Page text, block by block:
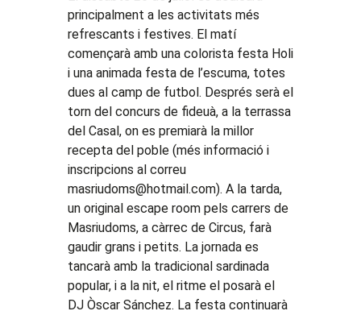
principalment a les activitats més
refrescants i festives. El matí
començarà amb una colorista festa Holi
i una animada festa de l’escuma, totes
dues al camp de futbol. Després serà el
torn del concurs de fideuà, a la terrassa
del Casal, on es premiarà la millor
recepta del poble (més informació i
inscripcions al correu
masriudoms@hotmail.com). A la tarda,
un original escape room pels carrers de
Masriudoms, a càrrec de Circus, farà
gaudir grans i petits. La jornada es
tancarà amb la tradicional sardinada
popular, i a la nit, el ritme el posarà el
DJ Òscar Sánchez. La festa continuarà